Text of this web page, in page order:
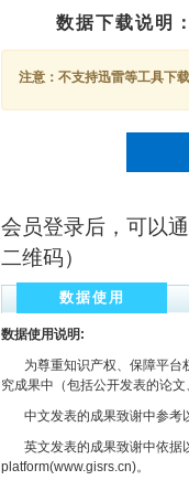
数据下载说明
注意：不支持迅雷等工具下
会员登录后，可以
二维码）
数据使用
数据使用说明:
为尊重知识产权、保障平台
究成果中（包括公开发表的论
中文发表的成果致谢中参考
英文发表的成果致谢中依据
platform(www.gisrs.cn)。